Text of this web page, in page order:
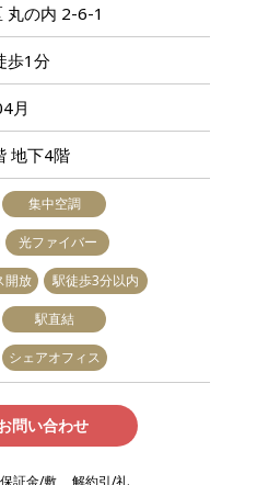
丸の内 2-6-1
歩1分
月
地下4階
集中空調
光ファイバー
開放 駅徒歩3分以内
駅直結
シェアオフィス
問い合わせ
保証金/敷 解約引/礼